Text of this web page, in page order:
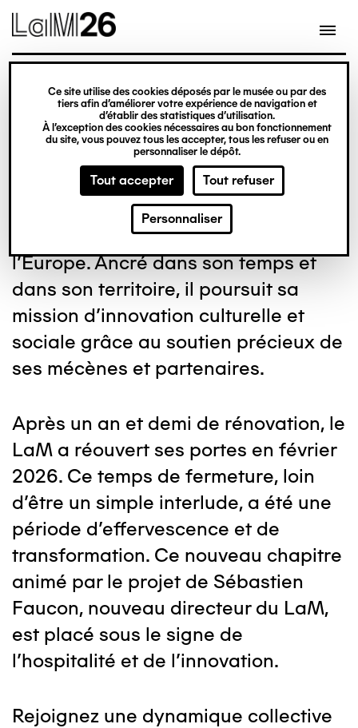
Gestion des cookies
Ce site utilise des cookies déposés par le musée ou par des
tiers afin d’améliorer votre expérience de navigation et
d’établir des statistiques d’utilisation.
À l’exception des cookies nécessaires au bon fonctionnement
du site, vous pouvez tous les accepter, tous les refuser ou en
personnaliser le dépôt.
Tout accepter Tout refuser
Personnaliser
Aller
au
contenu
principal
Devenir mécène
Inauguré en 1983, le LaM est devenu
un musée incontournable du nord de
l'Europe. Ancré dans son temps et
dans son territoire, il poursuit sa
mission d'innovation culturelle et
sociale grâce au soutien précieux de
ses mécènes et partenaires.
Après un an et demi de rénovation, le
LaM a réouvert ses portes en février
2026. Ce temps de fermeture, loin
d'être un simple interlude, a été une
période d'effervescence et de
transformation. Ce nouveau chapitre
animé par le projet de Sébastien
Faucon, nouveau directeur du LaM,
est placé sous le signe de
l'hospitalité et de l'innovation.
Rejoignez une dynamique collective